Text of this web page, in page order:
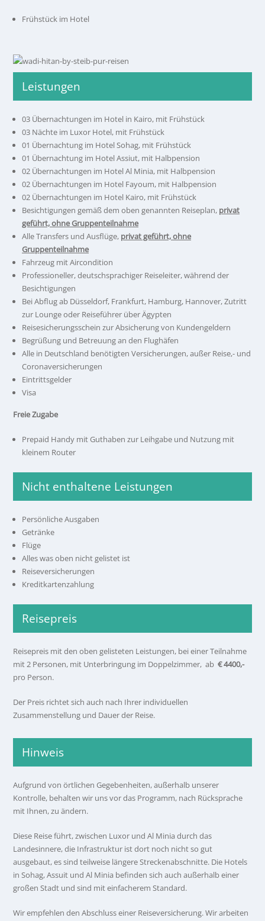
Frühstück im Hotel
Leistungen
03 Übernachtungen im Hotel in Kairo, mit Frühstück
03 Nächte im Luxor Hotel, mit Frühstück
01 Übernachtung im Hotel Sohag, mit Frühstück
01 Übernachtung im Hotel Assiut, mit Halbpension
02 Übernachtungen im Hotel Al Minia, mit Halbpension
02 Übernachtungen im Hotel Fayoum, mit Halbpension
02 Übernachtungen im Hotel Kairo, mit Frühstück
Besichtigungen gemäß dem oben genannten Reiseplan, privat
geführt, ohne Gruppenteilnahme
Alle Transfers und Ausflüge, privat geführt, ohne
Gruppenteilnahme
Fahrzeug mit Aircondition
Professioneller, deutschsprachiger Reiseleiter, während der
Besichtigungen
Bei Abflug ab Düsseldorf, Frankfurt, Hamburg, Hannover, Zutritt
zur Lounge oder Reiseführer über Ägypten
Reisesicherungsschein zur Absicherung von Kundengeldern
Begrüßung und Betreuung an den Flughäfen
Alle in Deutschland benötigten Versicherungen, außer Reise,- und
Coronaversicherungen
Eintrittsgelder
Visa
Freie Zugabe
Prepaid Handy mit Guthaben zur Leihgabe und Nutzung mit
kleinem Router
Nicht enthaltene Leistungen
Persönliche Ausgaben
Getränke
Flüge
Alles was oben nicht gelistet ist
Reiseversicherungen
Kreditkartenzahlung
Reisepreis
Reisepreis mit den oben gelisteten Leistungen, bei einer Teilnahme
mit 2 Personen, mit Unterbringung im Doppelzimmer, ab € 4400,-
pro Person.
Der Preis richtet sich auch nach Ihrer individuellen
Zusammenstellung und Dauer der Reise.
Hinweis
Aufgrund von örtlichen Gegebenheiten, außerhalb unserer
Kontrolle, behalten wir uns vor das Programm, nach Rücksprache
mit Ihnen, zu ändern.
Diese Reise führt, zwischen Luxor und Al Minia durch das
Landesinnere, die Infrastruktur ist dort noch nicht so gut
ausgebaut, es sind teilweise längere Streckenabschnitte. Die Hotels
in Sohag, Assuit und Al Minia befinden sich auch außerhalb einer
großen Stadt und sind mit einfacherem Standard.
Wir empfehlen den Abschluss einer Reiseversicherung. Wir arbeiten